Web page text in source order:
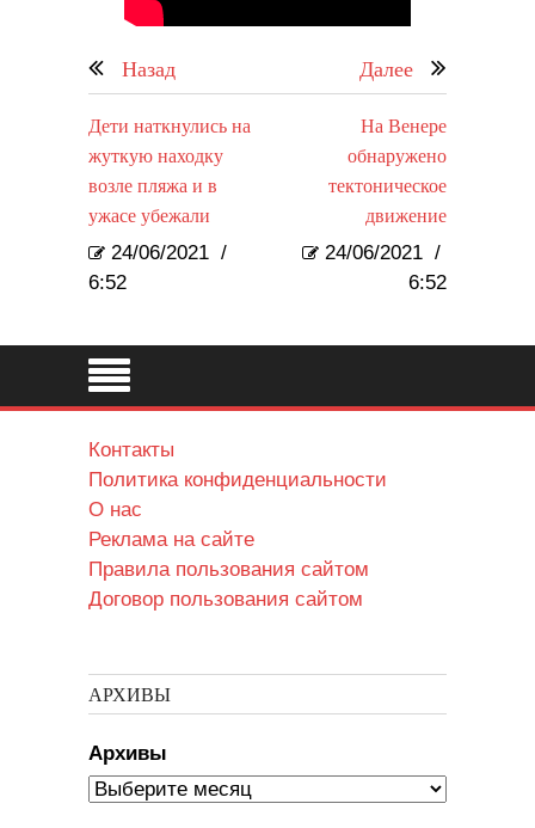
Назад Далее
Дети наткнулись на
жуткую находку
возле пляжа и в
ужасе убежали
24/06/2021 /
6:52
На Венере
обнаружено
тектоническое
движение
24/06/2021 /
6:52
Контакты
Политика конфиденциальности
О нас
Реклама на сайте
Правила пользования сайтом
Договор пользования сайтом
АРХИВЫ
Архивы